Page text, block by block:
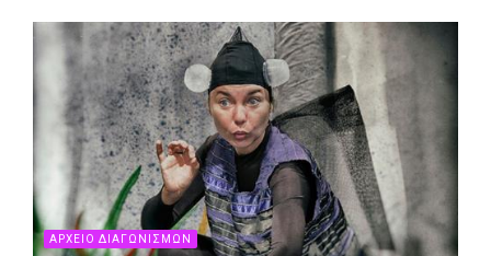
ΑΡΧΕΙΟ ΔΙΑΓΩΝΙΣΜΩΝ